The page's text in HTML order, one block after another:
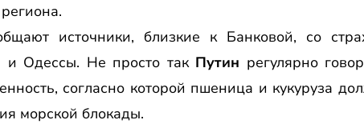
источники, близкие к Банковой, со
и Одессы. Не просто так Путин регулярно
согласно которой пшеница и кукуруза
морской блокады.